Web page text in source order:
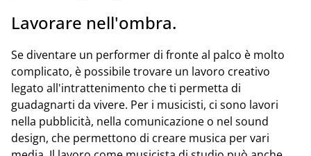
Lavorare nell'ombra.
Se diventare un performer di fronte al palco è molto
complicato, è possibile trovare un lavoro creativo
legato all'intrattenimento che ti permetta di
guadagnarti da vivere. Per i musicisti, ci sono lavori
nella pubblicità, nella comunicazione o nel sound
design, che permettono di creare musica per vari